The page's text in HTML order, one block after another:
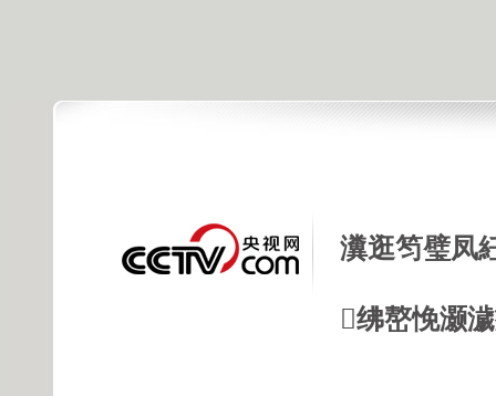
瀵逛笉璧凤
绋嶅悗灏